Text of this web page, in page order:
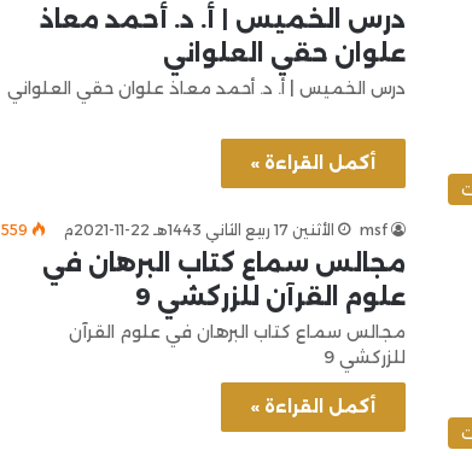
درس الخميس | أ. د. أحمد معاذ
علوان حقي العلواني
درس الخميس | أ. د. أحمد معاذ علوان حقي العلواني
أكمل القراءة »
msf الأثنين 17 ربيع الثاني 1443هـ 22-11-2021م 559
مجالس سماع كتاب البرهان في
علوم القرآن للزركشي 9
مجالس سماع كتاب البرهان في علوم القرآن
للزركشي 9
أكمل القراءة »